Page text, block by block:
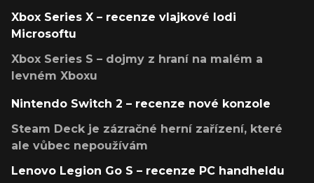
Xbox Series X – recenze vlajkové lodi
Microsoftu
Xbox Series S – dojmy z hraní na malém a
levném Xboxu
Nintendo Switch 2 – recenze nové konzole
Steam Deck je zázračné herní zařízení, které
ale vůbec nepoužívám
Lenovo Legion Go S – recenze PC handheldu